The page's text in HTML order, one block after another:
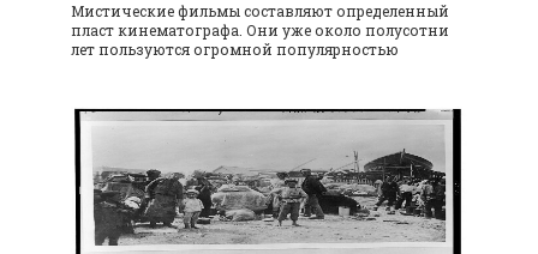
Мистические фильмы составляют определенный
пласт кинематографа. Они уже около полусотни
лет пользуются огромной популярностью